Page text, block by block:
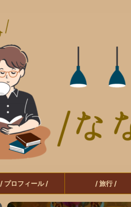
/ プロフィール / / 旅行 /